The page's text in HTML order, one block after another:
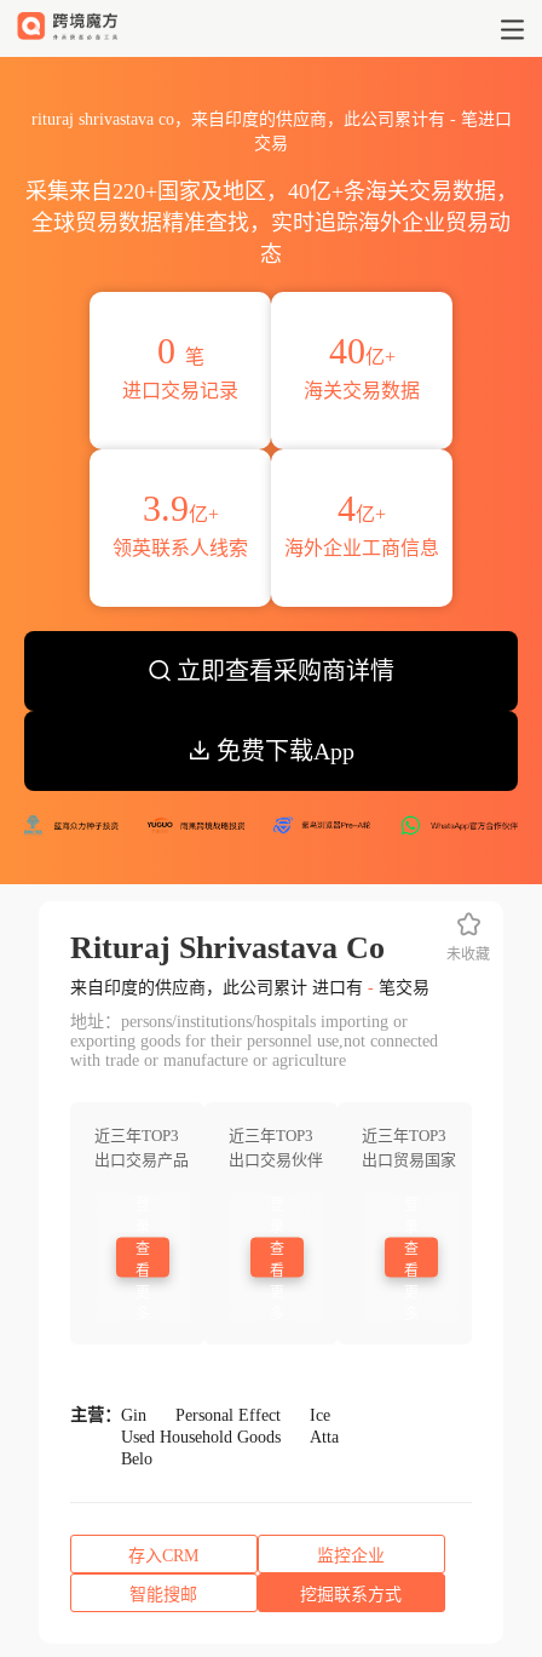
rituraj shrivastava co，来自印度的供应商，此公司累计有 -笔进口
交易
采集来自220+国家及地区，40亿+条海关交易数据，
全球贸易数据精准查找，实时追踪海外企业贸易动
态
0 笔
进口交易记录
40亿+
海关交易数据
3.9亿+
领英联系人线索
4亿+
海外企业工商信息
立即查看采购商详情
免费下载App
Rituraj Shrivastava Co
来自印度的供应商，此公司累计 进口有 -笔交易
地址：persons/institutions/hospitals importing or
exporting goods for their personnel use,not connected
with trade or manufacture or agriculture
近三年TOP3
出口交易产品
查
看
近三年TOP3
出口交易伙伴
查
看
近三年TOP3
出口贸易国家
查
看
未收藏
主营： Gin Personal Effect
Ice
Used Household Goods
Atta
Belo
存入CRM 监控企业
智能搜邮 挖掘联系方式